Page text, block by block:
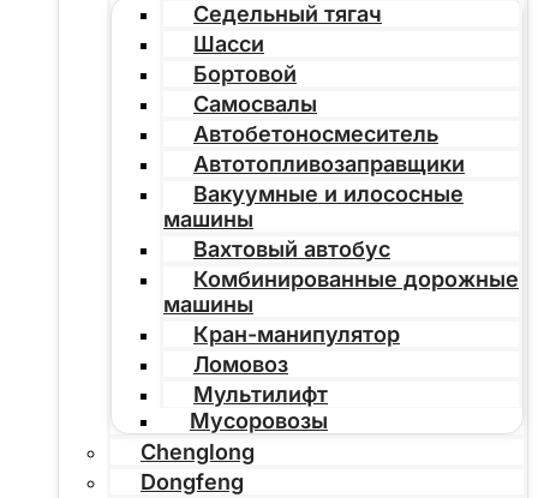
Седельный тягач
Шасси
Бортовой
Самосвалы
Автобетоносмеситель
Автотопливозаправщики
Вакуумные и илососные
машины
Вахтовый автобус
Комбинированные дорожные
машины
Кран-манипулятор
Ломовоз
Мультилифт
Мусоровозы
Chenglong
Dongfeng